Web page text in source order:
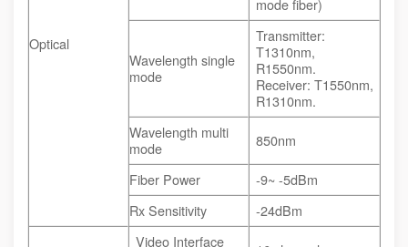
Optical
mode fiber)
Wavelength single
mode
Transmitter:
T1310nm,
R1550nm.
Receiver: T1550nm,
R1310nm.
Wavelength multi
mode
850nm
Fiber Power
-9~ -5dBm
Rx Sensitivity
-24dBm
Video Interface